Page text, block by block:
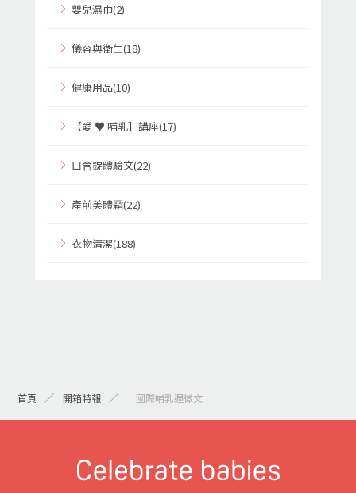
嬰兒濕巾(2)
儀容與衛生(18)
健康用品(10)
【愛 ♥ 哺乳】講座(17)
口含錠體驗文(22)
產前美體霜(22)
衣物清潔(188)
首頁 開箱特報 > 國際哺乳週徵文